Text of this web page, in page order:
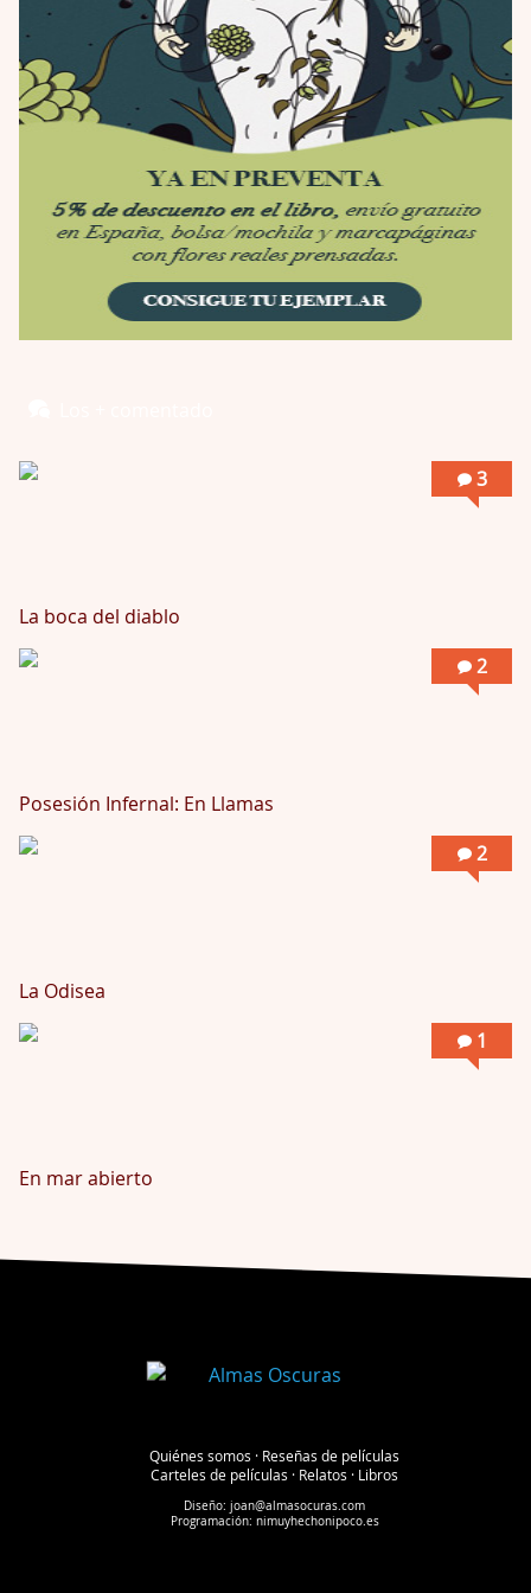
Possession
Por: Luar
Se llama la posesión en castellano, está …
Por: Mariano
Una película normalita, nada del otro mun …
Obsession
Llevo toda una vida para verla y nunca lo …
3
La boca del diablo
2
Posesión Infernal: En Llamas
2
La Odisea
1
En mar abierto
Quiénes somos · Reseñas de películas
Carteles de películas · Relatos · Libros
Diseño:joan@almasocuras.com
Programación: nimuyhechonipoco.es